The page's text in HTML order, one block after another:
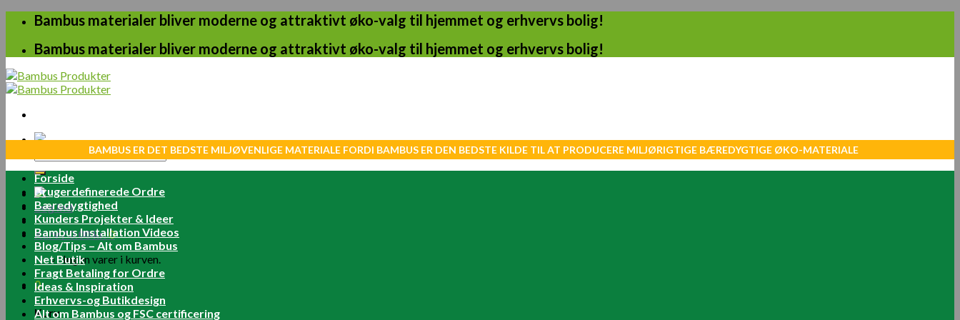
Skip
content
Bambus materialer bliver moderne og attraktivt øko-valg til hjemmet og erhvervs bolig!
Bambus materialer bliver moderne og attraktivt øko-valg til hjemmet og erhvervs bolig!
efter:
Log ind
Kurv /0.00kr.0
Ingen varer i kurven.
0
Kurv
BAMBUS ER DET BEDSTE MILJØVENLIGE MATERIALE FORDI BAMBUS ER DEN BEDSTE KILDE TIL AT PRODUCERE MILJØRIGTIGE BÆREDYGTIGE ØKO-MATERIALE
Forside
Brugerdefinerede Ordre
Bæredygtighed
Kunders Projekter & Ideer
Bambus Installation Videos
Blog/Tips – Alt om Bambus
Net Butik
Fragt Betaling for Ordre
Ideas & Inspiration
Erhvervs-og Butikdesign
Alt om Bambus og FSC certificering